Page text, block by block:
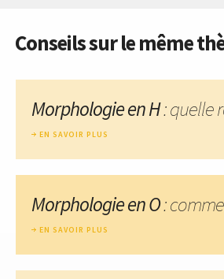
Conseils sur le même
Morphologie en H: quelle
EN SAVOIR PLUS
Morphologie en O:
EN SAVOIR PLUS